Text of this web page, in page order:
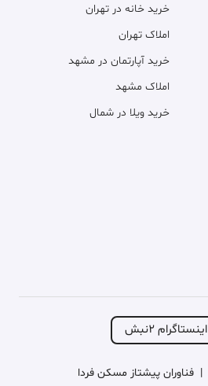
خرید خانه در تهران
املاک تهران
خرید آپارتمان در مشهد
املاک مشهد
خرید ویلا در شمال
اینستاگرام ۲نبش
| فناوران پیشتاز مسکن فردا